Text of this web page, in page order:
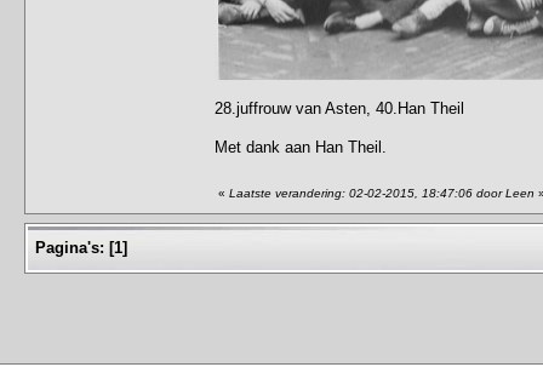
28.juffrouw van Asten, 40.Han Theil
Met dank aan Han Theil.
« Laatste verandering: 02-02-2015, 18:47:06 door Leen
Pagina's: [1]